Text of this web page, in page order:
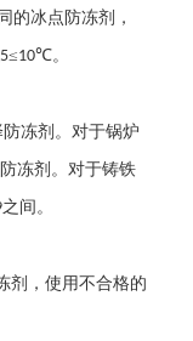
的冰点防冻剂，
5≤10℃。
冻剂。对于锅炉
冻剂。对于铸铁
之间。
剂，使用不合格的